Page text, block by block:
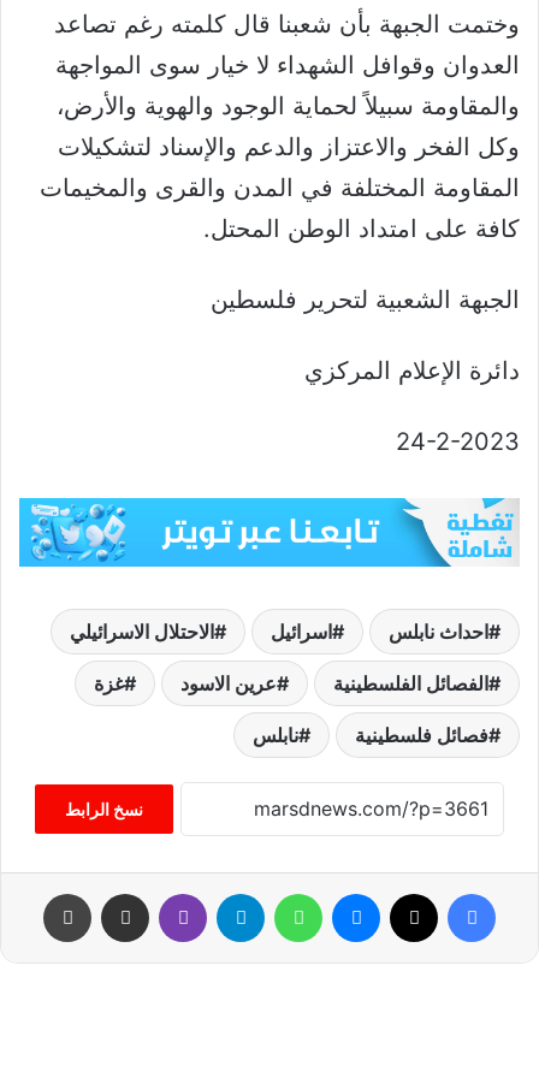
وختمت الجبهة بأن شعبنا قال كلمته رغم تصاعد
العدوان وقوافل الشهداء لا خيار سوى المواجهة
والمقاومة سبيلاً لحماية الوجود والهوية والأرض،
وكل الفخر والاعتزاز والدعم والإسناد لتشكيلات
المقاومة المختلفة في المدن والقرى والمخيمات
كافة على امتداد الوطن المحتل.
الجبهة الشعبية لتحرير فلسطين
دائرة الإعلام المركزي
24-2-2023
احداث نابلس اسرائيل الاحتلال الاسرائيلي
الفصائل الفلسطينية عرين الاسود غزة
فصائل فلسطينية نابلس
نسخ الرابط
فيسبوك ماسنجر واتساب تيلقرام ڤايبر مشاركة عبر البريد